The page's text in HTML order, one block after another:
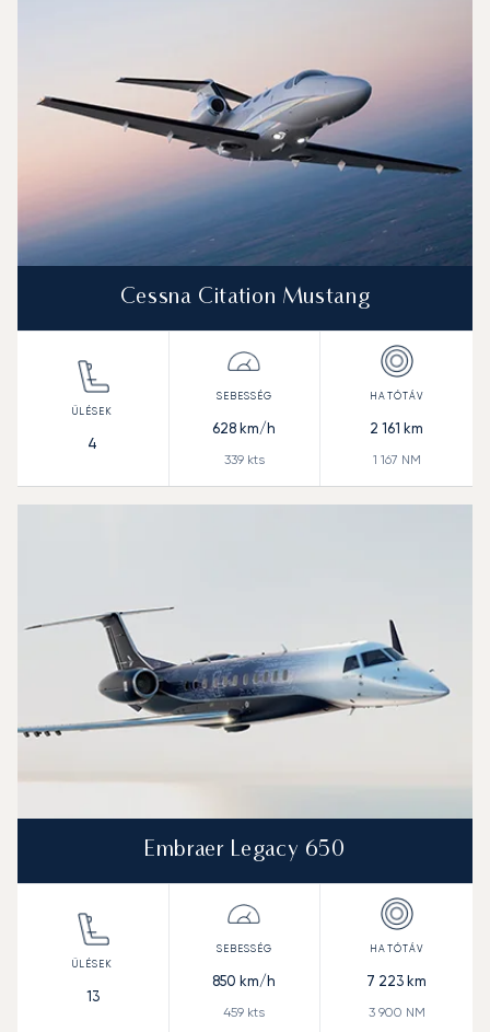
Cessna Citation Mustang
4
628 km/h
339kts
2 161 km
1 167 NM
Embraer Legacy 650
13
850 km/h
459 kts
7 223 km
3 900 NM